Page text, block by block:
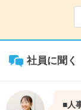
下をマネジメン
アに沿ったキャ
《入社1年目》
間の研修を行い
るようにしてい
社員に聞く
■人